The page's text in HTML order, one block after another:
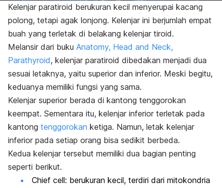
Kelenjar paratiroid berukuran kecil menyerupai kacang
polong, tetapi agak lonjong. Kelenjar ini berjumlah empat
buah yang terletak di belakang kelenjar tiroid.
Melansir dari buku Anatomy, Head and Neck,
Parathyroid, kelenjar paratiroid dibedakan menjadi dua
sesuai letaknya, yaitu superior dan inferior. Meski begitu,
keduanya memiliki fungsi yang sama.
Kelenjar superior berada di kantong tenggorokan
keempat. Sementara itu, kelenjar inferior terletak pada
kantong tenggorokan ketiga. Namun, letak kelenjar
inferior pada setiap orang bisa sedikit berbeda.
Kedua kelenjar tersebut memiliki dua bagian penting
seperti berikut.
Chief cell: berukuran kecil, terdiri dari mitokondria